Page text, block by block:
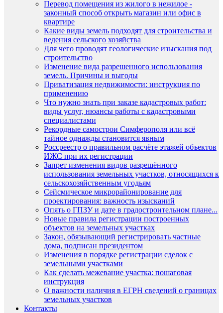
Перевод помещения из жилого в нежилое -
законный способ открыть магазин или офис в
квартире
Какие виды земель подходят для строительства и
ведения сельского хозяйства
Для чего проводят геологические изыскания под
строительство
Изменение вида разрешенного использования
земель. Причины и выгоды
Приватизация недвижимости: инструкция по
применению
Что нужно знать при заказе кадастровых работ:
виды услуг, нюансы работы с кадастровыми
специалистами
Рекордные самострои Симферополя или всё
тайное однажды становится явным
Россреестр о правильном расчёте этажей объектов
ИЖС при их регистрации
Запрет изменения видов разрешённого
использования земельных участков, относящихся к
сельскохозяйственным угодьям
Сейсмическое микрорайонирование для
проектирования: важность изысканий
Опять о ГПЗУ и дате в градостроительном плане...
Новые правила регистрации построенных
объектов на земельных участках
Закон, обязывающий регистрировать частные
дома, подписан президентом
Изменения в порядке регистрации сделок с
земельными участками
Как сделать межевание участка: пошаговая
инструкция
О важности наличия в ЕГРН сведений о границах
земельных участков
Контакты